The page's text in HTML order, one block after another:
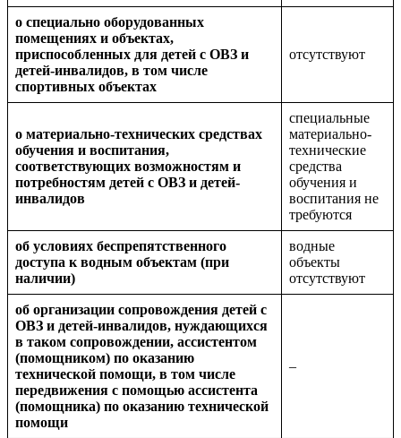
о специально оборудованных
помещениях и объектах,
приспособленных для детей с ОВЗ и
детей-инвалидов, в том числе
спортивных объектах
отсутствуют
о материально-технических средствах
обучения и воспитания,
соответствующих возможностям и
потребностям детей с ОВЗ и детей-
инвалидов
специальные
материально-
технические
средства
обучения и
воспитания не
требуются
об условиях беспрепятственного
доступа к водным объектам (при
наличии)
водные
объекты
отсутствуют
об организации сопровождения детей с
ОВЗ и детей-инвалидов, нуждающихся
в таком сопровождении, ассистентом
(помощником) по оказанию
технической помощи, в том числе
передвижения с помощью ассистента
(помощника) по оказанию технической
помощи
–